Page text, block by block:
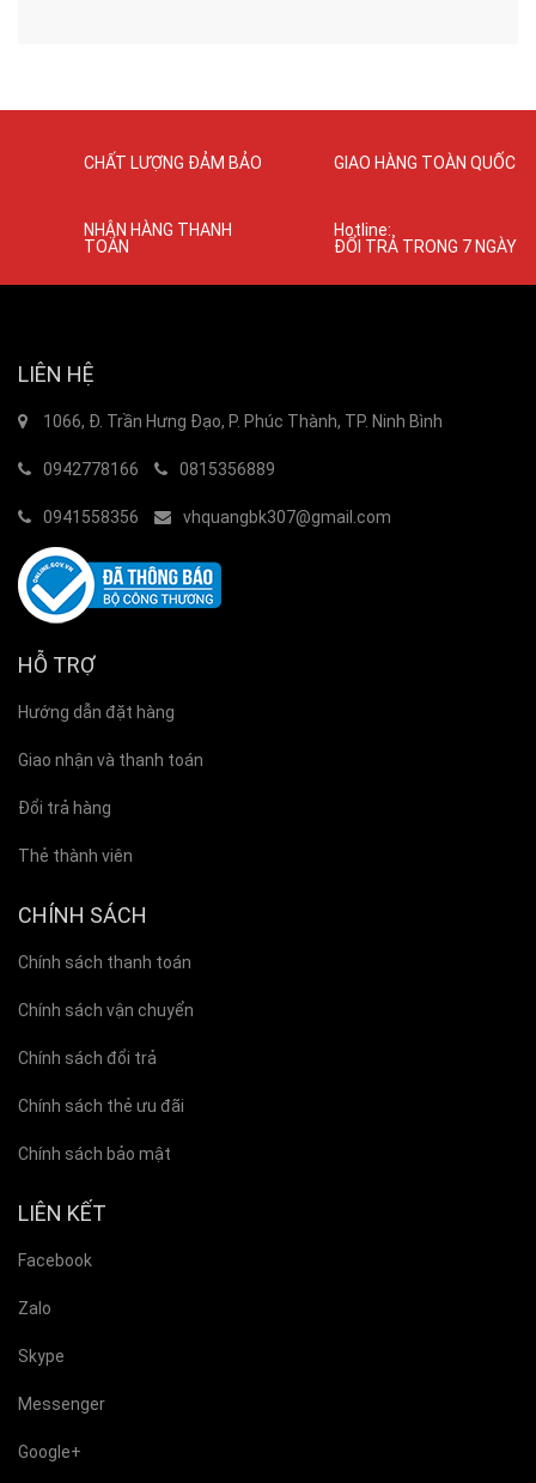
CHẤT LƯỢNG ĐẢM BẢO GIAO HÀNG TOÀN QUỐC
NHẬN HÀNG THANH
TOÁN
Hotline:
ĐỔI TRẢ TRONG 7 NGÀY
LIÊN HỆ
1066, Đ. Trần Hưng Đạo, P. Phúc Thành, TP. Ninh Bình
0942778166 0815356889
0941558356 vhquangbk307@gmail.com
HỖ TRỢ
Hướng dẫn đặt hàng
Giao nhận và thanh toán
Đổi trả hàng
Thẻ thành viên
CHÍNH SÁCH
Chính sách thanh toán
Chính sách vận chuyển
Chính sách đổi trả
Chính sách thẻ ưu đãi
Chính sách bảo mật
LIÊN KẾT
Facebook
Zalo
Skype
Messenger
Google+